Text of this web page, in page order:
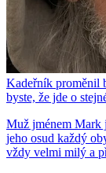
Kadeřník proměnil
byste, že jde o
Muž jménem Mark
jeho osud každý
vždy velmi milý a